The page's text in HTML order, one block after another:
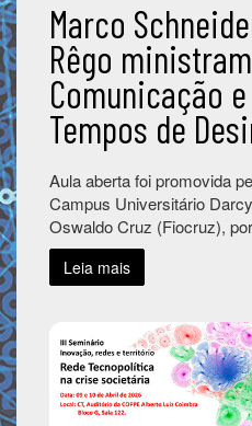
Marco
Rêgo
Comunicação
Tempos de
Aula aberta foi promovida
Campus Universitário
Oswaldo Cruz (Fiocruz),
Leia mais